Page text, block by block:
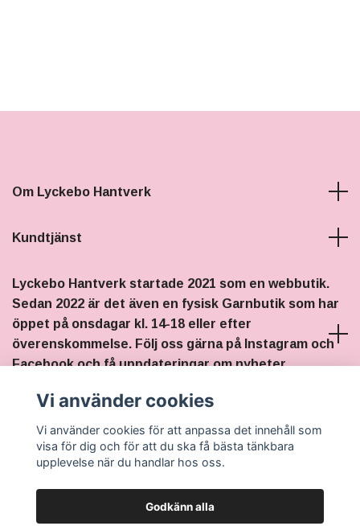
Om Lyckebo Hantverk
Kundtjänst
Lyckebo Hantverk startade 2021 som en webbutik.
Sedan 2022 är det även en fysisk Garnbutik som har
öppet på onsdagar kl. 14-18 eller efter
överenskommelse. Följ oss gärna på Instagram och
Facebook och få uppdateringar om nyheter,
Sociala medier
Vi använder cookies
Vi använder cookies för att anpassa det innehåll som
visa för dig och för att du ska få bästa tänkbara
upplevelse när du handlar hos oss.
Godkänn alla